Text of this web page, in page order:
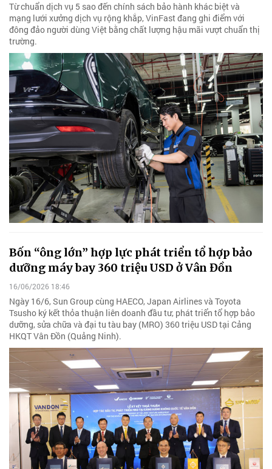
Từ chuẩn dịch vụ 5 sao đến chính sách bảo hành khác biệt và
mạng lưới xưởng dịch vụ rộng khắp, VinFast đang ghi điểm với
đông đảo người dùng Việt bằng chất lượng hậu mãi vượt chuẩn thị
trường.
Bốn “ông lớn” hợp lực phát triển tổ hợp bảo
dưỡng máy bay 360 triệu USD ở Vân Đồn
16/06/2026 18:46
Ngày 16/6, Sun Group cùng HAECO, Japan Airlines và Toyota
Tsusho ký kết thỏa thuận liên doanh đầu tư, phát triển tổ hợp bảo
dưỡng, sửa chữa và đại tu tàu bay (MRO) 360 triệu USD tại Cảng
HKQT Vân Đồn (Quảng Ninh).